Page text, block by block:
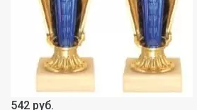
542 руб.